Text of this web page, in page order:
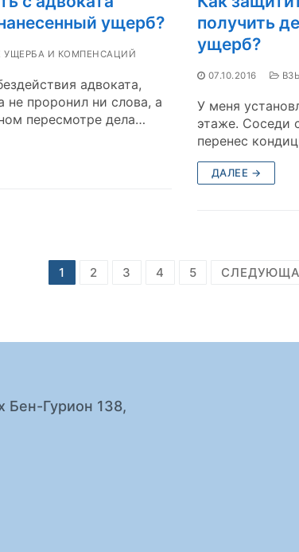
ущерб?
УЩЕРБА И КОМПЕНСАЦИЙ
адвоката,
не проронил ни слова, а
пересмотре дела…
получить
ущерб?
07.10.2016
У меня
этаже. Соседи
перенес
ДАЛЕЕ →
1 2 3 4 5
Бен-Гурион 138,